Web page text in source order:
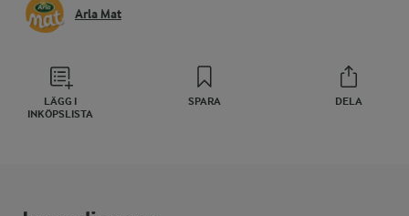
Arla Mat
LÄGG I
INKÖPSLISTA
SPARA DELA